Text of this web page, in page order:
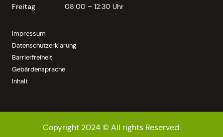
Freitag
08:00 – 12:30 Uhr
Impressum
Datenschutzerklärung
Barrierfreiheit
Gebärdensprache
Inhalt
Copyright 2024 © All rights Reserved.